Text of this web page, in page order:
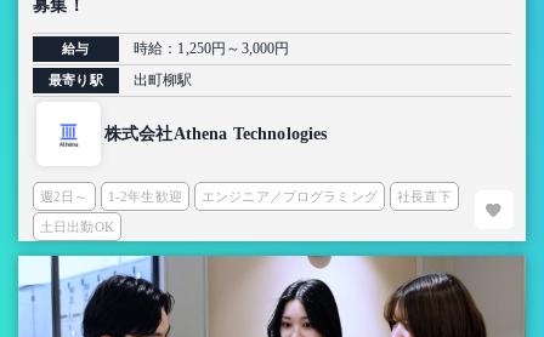
募集！
給与 時給：1,250円～3,000円
最寄り駅 出町柳駅
株式会社Athena Technologies
週2日～ 1-2年生歓迎 エンジニア／プログラミング 社長直下
土日出勤OK